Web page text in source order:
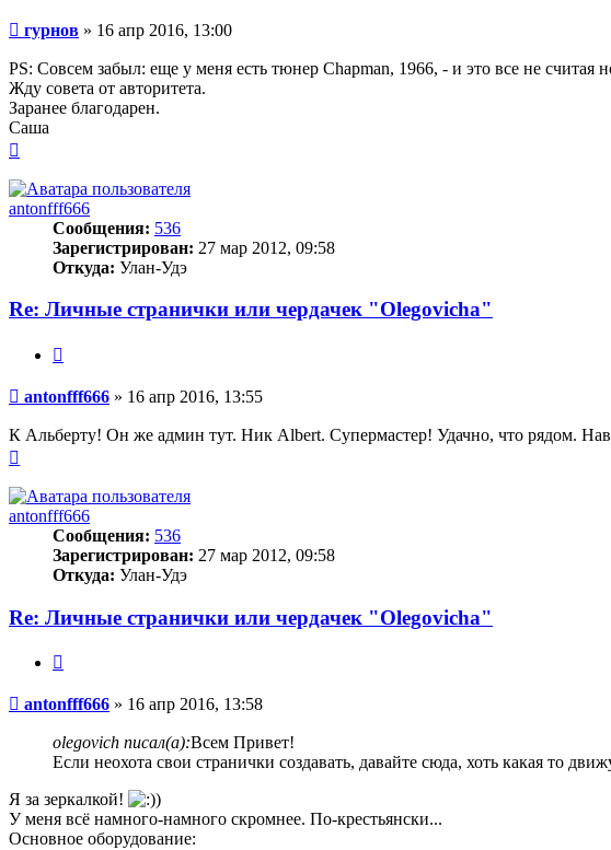
Сообщение
гурнов » 16 апр 2016, 13:00
PS: Совсем забыл: еще у меня есть тюнер Chapman, 1966, - и это все не
Жду совета от авторитета.
Заранее благодарен.
Саша
началу
antonfff666
Сообщения: 536
Зарегистрирован: 27 мар 2012, 09:58
Откуда: Улан-Удэ
Re: Личные странички или чердачек "Olegovicha"
Сообщение
antonfff666 » 16 апр 2016, 13:55
К Альберту! Он же админ тут. Ник Albert. Супермастер! Удачно, что рядом.
началу
antonfff666
Сообщения: 536
Зарегистрирован: 27 мар 2012, 09:58
Откуда: Улан-Удэ
Re: Личные странички или чердачек "Olegovicha"
Сообщение
antonfff666 » 16 апр 2016, 13:58
olegovich писал(а):Всем Привет!
Если неохота свои странички создавать, давайте сюда, хоть какая то
Я за зеркалкой!
У меня всё намного-намного скромнее. По-крестьянски...
Основное оборудование: